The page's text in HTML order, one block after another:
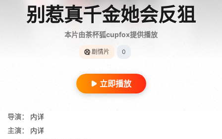
别惹真千金她会反狙
本片由茶杯狐cupfox提供播放
剧情片 0
立即播放
导演：
内详
主演：
内详